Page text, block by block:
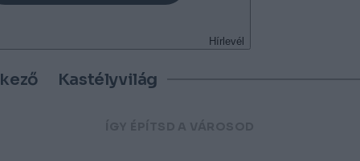
Hírlevél
Kastélyvilág